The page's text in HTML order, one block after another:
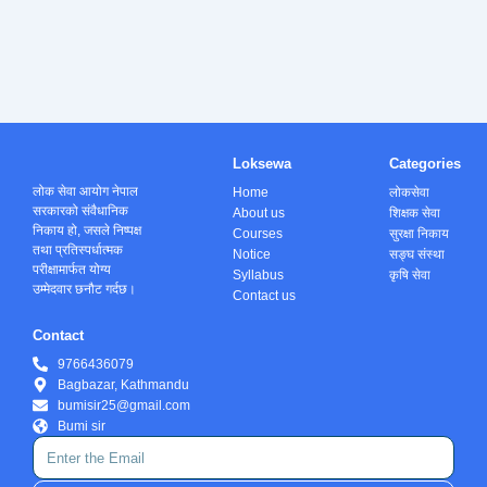
लोक सेवा आयोग नेपाल
सरकारको संवैधानिक
निकाय हो, जसले निष्पक्ष
तथा प्रतिस्पर्धात्मक
परीक्षामार्फत योग्य
उम्मेदवार छनौट गर्दछ।
Loksewa
Home
About us
Courses
Notice
Syllabus
Contact us
Categories
लोकसेवा
शिक्षक सेवा
सुरक्षा निकाय
सङ्घ संस्था
कृषि सेवा
Contact
9766436079
Bagbazar, Kathmandu
bumisir25@gmail.com
Bumi sir